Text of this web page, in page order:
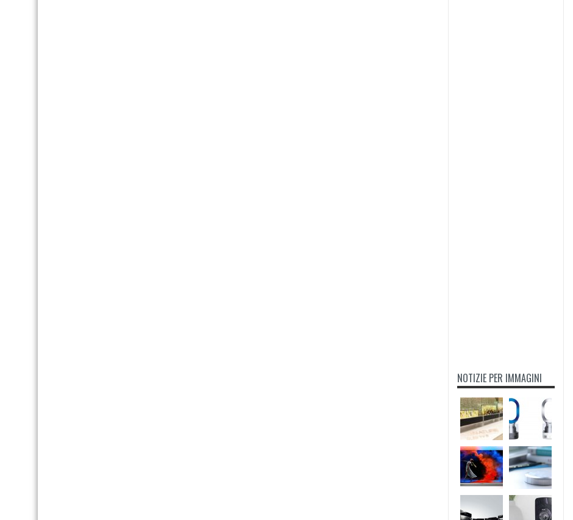
NOTIZIE PER IMMAGINI